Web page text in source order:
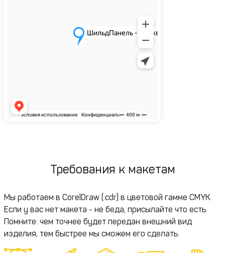
Требования к макетам
Мы работаем в CorelDraw (.cdr) в цветовой гамме CMYK.
Если у вас нет макета - не беда, присылайте что есть.
Помните: чем точнее будет передан внешний вид
изделия, тем быстрее мы сможем его сделать.